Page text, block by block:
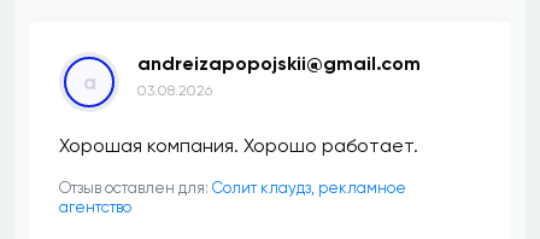
a
andreizapopojskii@gmail.com
03.08.2026
Хорошая компания. Хорошо работает.
Отзыв оставлен для: Солит клаудз, рекламное
агентство